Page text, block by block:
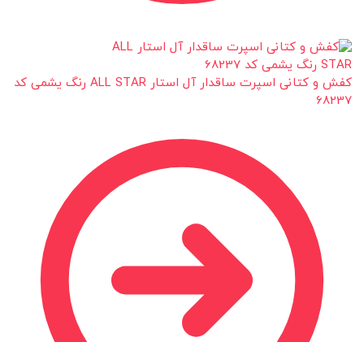
کفش و کتانی اسپرت ساقدار آل استار ALL STAR رنگ یشمی کد
68237